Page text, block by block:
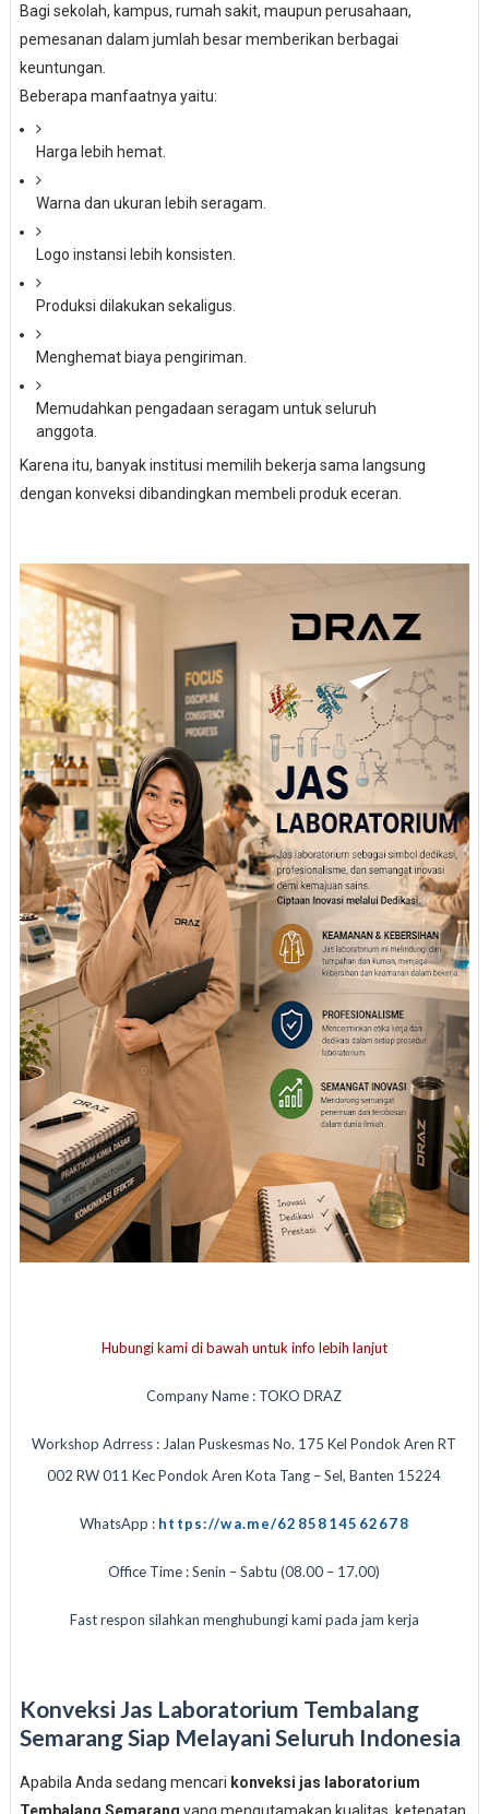
Bagi sekolah, kampus, rumah sakit, maupun perusahaan,
pemesanan dalam jumlah besar memberikan berbagai
keuntungan.
Beberapa manfaatnya yaitu:
Harga lebih hemat.
Warna dan ukuran lebih seragam.
Logo instansi lebih konsisten.
Produksi dilakukan sekaligus.
Menghemat biaya pengiriman.
Memudahkan pengadaan seragam untuk seluruh
anggota.
Karena itu, banyak institusi memilih bekerja sama langsung
dengan konveksi dibandingkan membeli produk eceran.
Hubungi kami di bawah untuk info lebih lanjut
Company Name : TOKO DRAZ
Workshop Adrress : Jalan Puskesmas No. 175 Kel Pondok Aren RT
002 RW 011 Kec Pondok Aren Kota Tang – Sel, Banten 15224
WhatsApp : https://wa.me/6285814562678
Office Time : Senin – Sabtu (08.00 – 17.00)
Fast respon silahkan menghubungi kami pada jam kerja
Konveksi Jas Laboratorium Tembalang
Semarang Siap Melayani Seluruh Indonesia
Apabila Anda sedang mencari konveksi jas laboratorium